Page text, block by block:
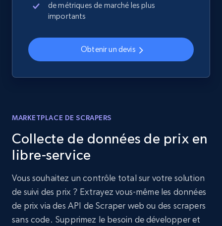
de métriques de marché les plus
importants
Obtenir un devis
MARKETPLACE DE SCRAPERS
Collecte de données de prix en
libre-service
Vous souhaitez un contrôle total sur votre solution
de suivi des prix ? Extrayez vous-même les données
de prix via des API de Scraper web ou des scrapers
sans code. Supprimez le besoin de développer et